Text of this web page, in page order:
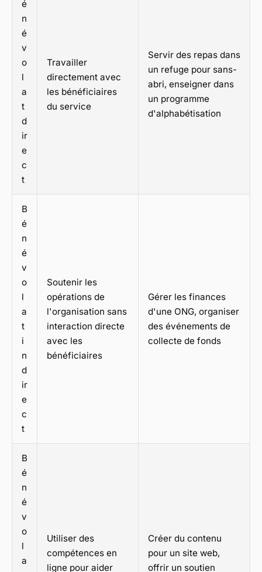
é
n
é
v
o
l
a
t
d
ir
e
c
t
Travailler
directement avec
les bénéficiaires
du service
Servir des repas dans
un refuge pour sans-
abri, enseigner dans
un programme
d'alphabétisation
B
é
n
é
v
o
l
a
t
i
n
d
ir
e
c
t
Soutenir les
opérations de
l'organisation sans
interaction directe
avec les
bénéficiaires
Gérer les finances
d'une ONG, organiser
des événements de
collecte de fonds
B
é
n
é
v
o
l
a
Utiliser des
compétences en
ligne pour aider
Créer du contenu
pour un site web,
offrir un soutien